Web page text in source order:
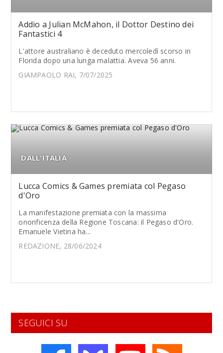
Addio a Julian McMahon, il Dottor Destino dei
Fantastici 4
L'attore australiano è deceduto mercoledì scorso in
Florida dopo una lunga malattia. Aveva 56 anni.
GIAMPAOLO RAI, 7/07/2025
DALL'ITALIA
Lucca Comics & Games premiata col Pegaso
d'Oro
La manifestazione premiata con la massima
onorificenza della Regione Toscana: il Pegaso d'Oro.
Emanuele Vietina ha...
REDAZIONE, 28/06/2024
SEGUICI SU